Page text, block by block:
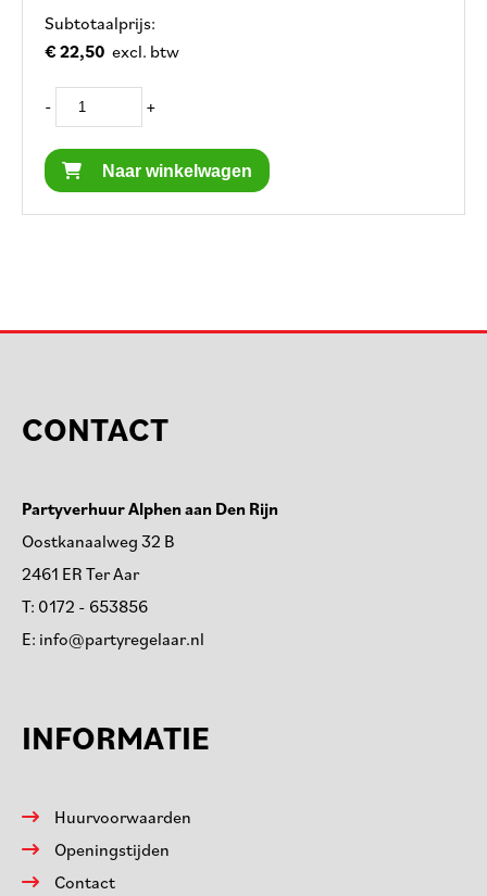
Subtotaalprijs:
€ 22,50 excl. btw
- +
Naar winkelwagen
CONTACT
Partyverhuur Alphen aan Den Rijn
Oostkanaalweg 32 B
2461 ER Ter Aar
T: 0172 - 653856
E: info@partyregelaar.nl
INFORMATIE
Huurvoorwaarden
Openingstijden
Contact